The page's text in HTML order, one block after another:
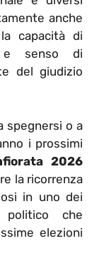
anche
capacità di
e senso di
del giudizio
spegnersi o a
i prossimi
2026
la ricorrenza
in uno dei
che
elezioni